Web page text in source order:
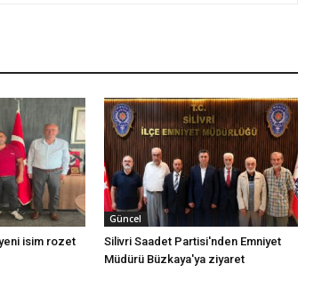
isim rozet
Güncel
Silivri Saadet Partisi'nden Emniyet
Müdürü Büzkaya'ya ziyaret